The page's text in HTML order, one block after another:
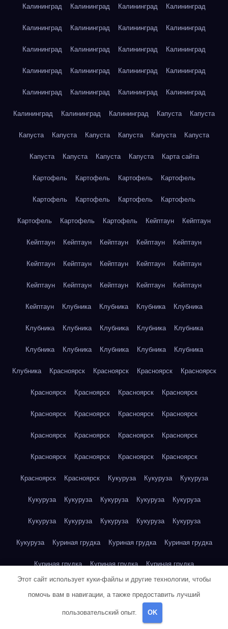
Калининград Калининград Калининград Калининград
Калининград Калининград Калининград Калининград
Калининград Калининград Калининград Калининград
Калининград Калининград Калининград Калининград
Калининград Калининград Калининград Калининград
Калининград Калининград Калининград Капуста Капуста
Капуста Капуста Капуста Капуста Капуста Капуста
Капуста Капуста Капуста Капуста Карта сайта
Картофель Картофель Картофель Картофель
Картофель Картофель Картофель Картофель
Картофель Картофель Картофель Кейптаун Кейптаун
Кейптаун Кейптаун Кейптаун Кейптаун Кейптаун
Кейптаун Кейптаун Кейптаун Кейптаун Кейптаун
Кейптаун Кейптаун Кейптаун Кейптаун Кейптаун
Кейптаун Клубника Клубника Клубника Клубника
Клубника Клубника Клубника Клубника Клубника
Клубника Клубника Клубника Клубника Клубника
Клубника Красноярск Красноярск Красноярск Красноярск
Красноярск Красноярск Красноярск Красноярск
Красноярск Красноярск Красноярск Красноярск
Красноярск Красноярск Красноярск Красноярск
Красноярск Красноярск Красноярск Красноярск
Красноярск Красноярск Кукуруза Кукуруза Кукуруза
Кукуруза Кукуруза Кукуруза Кукуруза Кукуруза
Кукуруза Кукуруза Кукуруза Кукуруза Кукуруза
Кукуруза Куриная грудка Куриная грудка Куриная грудка
Куриная грудка Куриная грудка Куриная грудка
Куриная грудка Куриная грудка
Этот сайт использует куки-файлы и другие технологии, чтобы
помочь вам в навигации, а также предоставить лучший
пользовательский опыт. OK